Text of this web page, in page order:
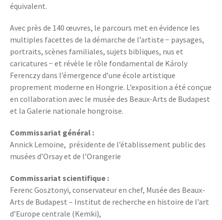
équivalent.
Avec près de 140 œuvres, le parcours met en évidence les
multiples facettes de la démarche de l’artiste − paysages,
portraits, scènes familiales, sujets bibliques, nus et
caricatures − et révèle le rôle fondamental de Károly
Ferenczy dans l’émergence d’une école artistique
proprement moderne en Hongrie. L’exposition a été conçue
en collaboration avec le musée des Beaux-Arts de Budapest
et la Galerie nationale hongroise.
Commissariat général :
Annick Lemoine, présidente de l’établissement public des
musées d’Orsay et de l’Orangerie
Commissariat scientifique :
Ferenc Gosztonyi, conservateur en chef, Musée des Beaux-
Arts de Budapest – Institut de recherche en histoire de l’art
d’Europe centrale (Kemki),